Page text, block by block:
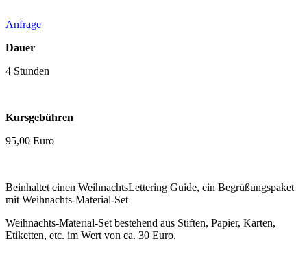
Anfrage
Dauer
4 Stunden
Kursgebühren
95,00 Euro
Beinhaltet einen WeihnachtsLettering Guide, ein Begrüßungspaket
mit Weihnachts-Material-Set
Weihnachts-Material-Set bestehend aus Stiften, Papier, Karten,
Etiketten, etc. im Wert von ca. 30 Euro.